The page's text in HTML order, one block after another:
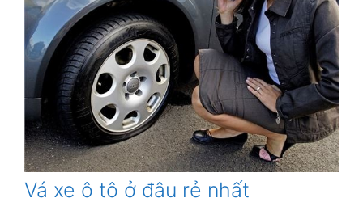
Vá xe ô tô ở đâu rẻ nhất